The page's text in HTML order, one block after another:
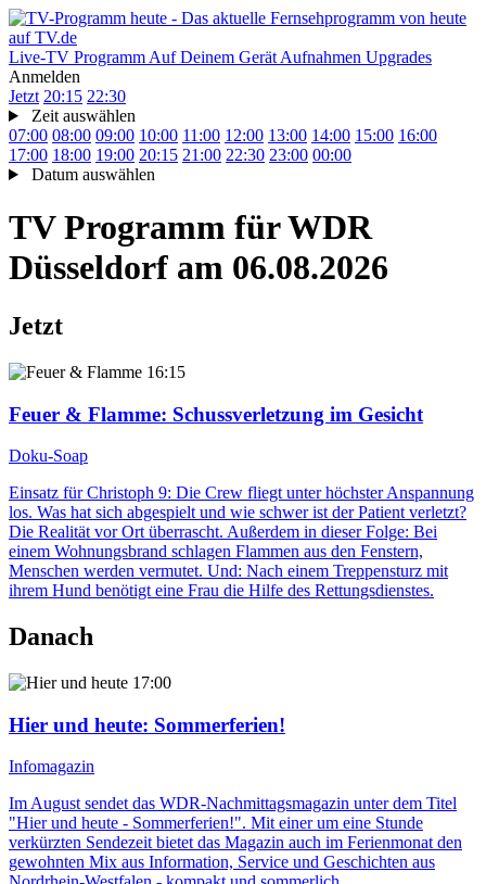
Live-TV Programm Auf Deinem Gerät Aufnahmen Upgrades
Anmelden
Jetzt 20:15 22:30
Zeit auswählen
07:00 08:00 09:00 10:00 11:00 12:00 13:00 14:00 15:00 16:00
17:00 18:00 19:00 20:15 21:00 22:30 23:00 00:00
Datum auswählen
TV Programm fürWDR
Düsseldorf am 06.08.2026
Jetzt
16:15
Feuer & Flamme: Schussverletzung im Gesicht
Doku-Soap
Einsatz für Christoph 9: Die Crew fliegt unter höchster Anspannung
los. Was hat sich abgespielt und wie schwer ist der Patient verletzt?
Die Realität vor Ort überrascht. Außerdem in dieser Folge: Bei
einem Wohnungsbrand schlagen Flammen aus den Fenstern,
Menschen werden vermutet. Und: Nach einem Treppensturz mit
ihrem Hund benötigt eine Frau die Hilfe des Rettungsdienstes.
Danach
17:00
Hier und heute: Sommerferien!
Infomagazin
Im August sendet das WDR-Nachmittagsmagazin unter dem Titel
"Hier und heute - Sommerferien!". Mit einer um eine Stunde
verkürzten Sendezeit bietet das Magazin auch im Ferienmonat den
gewohnten Mix aus Information, Service und Geschichten aus